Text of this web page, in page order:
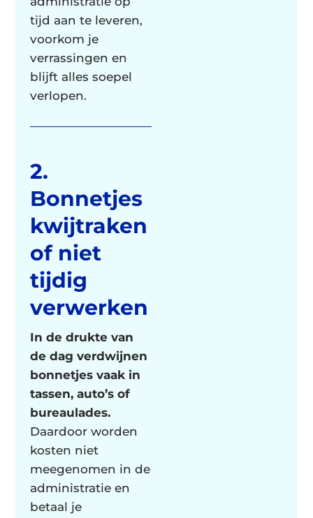
tijd aan te leveren,
voorkom je
verrassingen en
blijft alles soepel
verlopen.
2.
Bonnetjes
kwijtraken
of niet
tijdig
verwerken
In de drukte van
de dag verdwijnen
bonnetjes vaak in
tassen, auto’s of
bureaulades.
Daardoor worden
kosten niet
meegenomen in de
administratie en
betaal je